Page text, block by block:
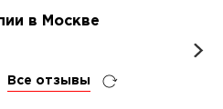
в Москве
Все отзывы